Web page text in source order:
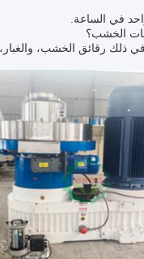
في الساعة.
الخشب؟
ذلك رقائق الخشب،